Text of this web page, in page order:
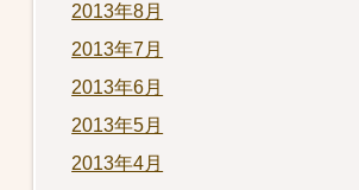
2013年8月
2013年7月
2013年6月
2013年5月
2013年4月